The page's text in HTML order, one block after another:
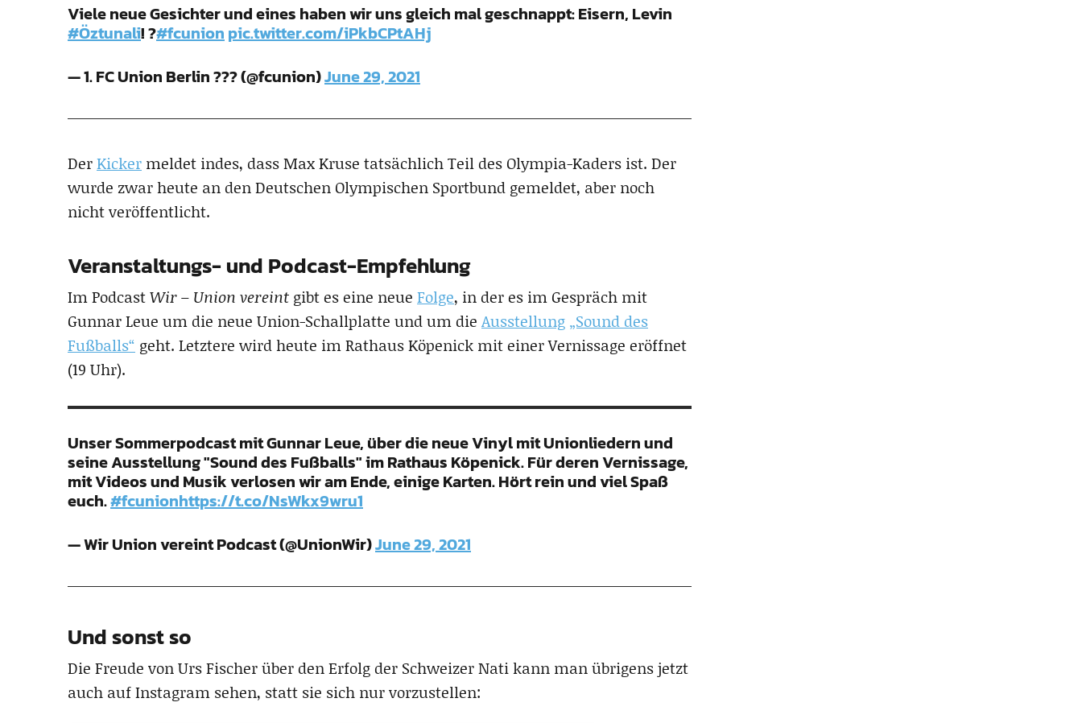
Viele neue Gesichter und eines haben wir uns gleich mal geschnappt: Eisern, Levin
#Öztunali! ?#fcunion pic.twitter.com/iPkbCPtAHj
— 1. FC Union Berlin ??? (@fcunion)June 29, 2021
DerKicker meldet indes, dass Max Kruse tatsächlich Teil des Olympia-Kaders ist. Der
wurde zwar heute an den Deutschen Olympischen Sportbund gemeldet, aber noch
nicht veröffentlicht.
Veranstaltungs- und Podcast-Empfehlung
Im PodcastWir – Union vereint gibt es eine neue Folge, in der es im Gespräch mit
Gunnar Leue um die neue Union-Schallplatte und um die Ausstellung „Sound des
Fußballs“ geht. Letztere wird heute im Rathaus Köpenick mit einer Vernissage eröffnet
(19 Uhr).
Unser Sommerpodcast mit Gunnar Leue, über die neue Vinyl mit Unionliedern und
seine Ausstellung "Sound des Fußballs" im Rathaus Köpenick. Für deren Vernissage,
mit Videos und Musik verlosen wir am Ende, einige Karten. Hört rein und viel Spaß
euch.#fcunionhttps://t.co/NsWkx9wru1
— Wir Union vereint Podcast (@UnionWir)June 29, 2021
Und sonst so
Die Freude von Urs Fischer über den Erfolg der Schweizer Nati kann man übrigens jetzt
auch auf Instagram sehen, statt sie sich nur vorzustellen: